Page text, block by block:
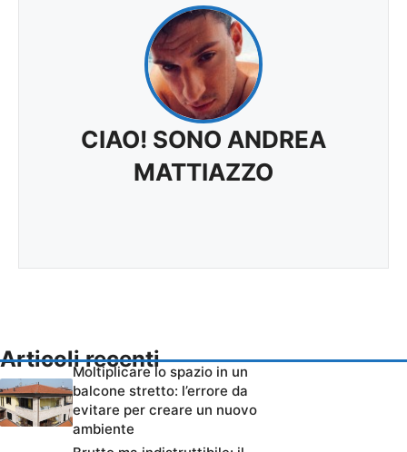
CIAO! SONO ANDREA
MATTIAZZO
Articoli recenti
Moltiplicare lo spazio in un
balcone stretto: l’errore da
evitare per creare un nuovo
ambiente